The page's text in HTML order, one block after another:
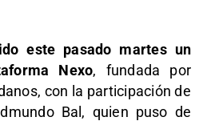
este pasado martes un
Nexo, fundada por
con la participación de
Bal, quien puso de